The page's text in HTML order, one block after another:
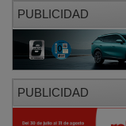
PUBLICIDAD
PUBLICIDAD